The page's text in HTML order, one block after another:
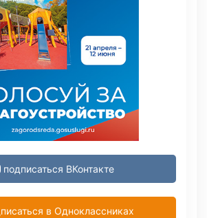
подписаться ВКонтакте
в Одноклассниках